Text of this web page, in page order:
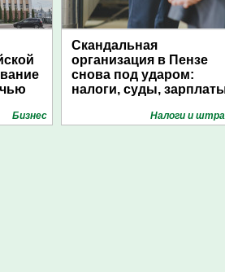
Бизнес
Скандальная
организация в Пензе
снова под ударом:
налоги, суды,
Налоги и